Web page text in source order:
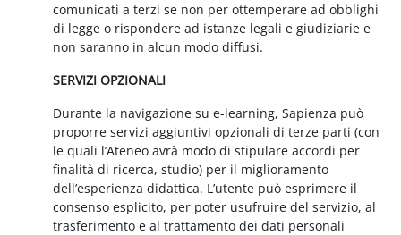
comunicati a terzi se non per ottemperare ad obblighi
di legge o rispondere ad istanze legali e giudiziarie e
non saranno in alcun modo diffusi.
SERVIZI OPZIONALI
Durante la navigazione su e-learning, Sapienza può
proporre servizi aggiuntivi opzionali di terze parti (con
le quali l’Ateneo avrà modo di stipulare accordi per
finalità di ricerca, studio) per il miglioramento
dell’esperienza didattica. L’utente può esprimere il
consenso esplicito, per poter usufruire del servizio, al
trasferimento e al trattamento dei dati personali